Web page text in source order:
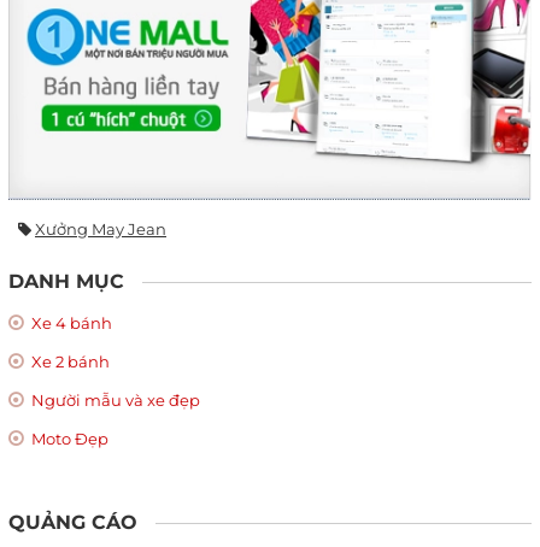
Xưởng May Jean
DANH MỤC
Xe 4 bánh
Xe 2 bánh
Người mẫu và xe đẹp
Moto Đẹp
QUẢNG CÁO